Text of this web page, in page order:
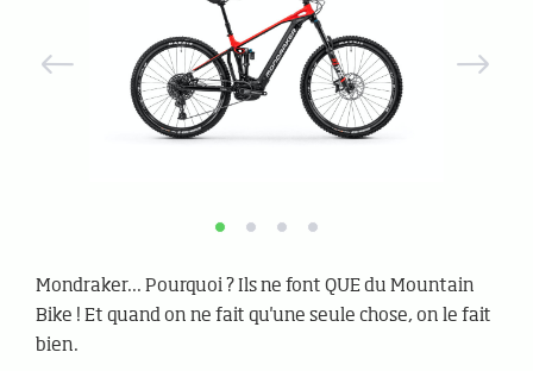
Mondraker... Pourquoi ? Ils ne font QUE du Mountain
Bike ! Et quand on ne fait qu'une seule chose, on le fait
bien.